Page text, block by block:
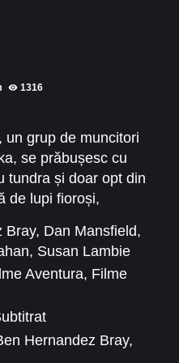
1316
un grup de muncitori
se prăbușesc cu
tundra și doar opt din
de lupi fioroși,
ei, John Ottway
rafinărie ține
pentru a-i proteja
devine
cu răni grave și
Bray, Dan Mansfield,
, Susan Lambie
Aventura, Filme
Hernandez Bray,